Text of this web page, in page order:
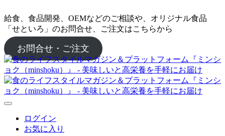
給食、食品開発、OEMなどのご相談や、オリジナル食品
「せといろ」のお問合せ、ご注文はこちらから
お問合せ・ご注文
ログイン
お気に入り